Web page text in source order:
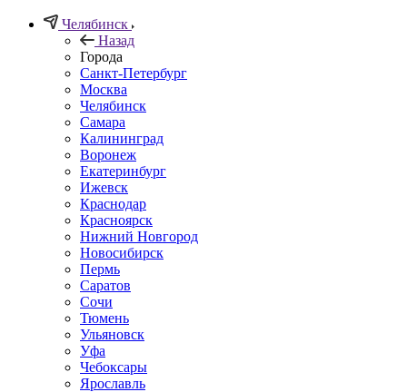
Челябинск
Назад
Города
Санкт-Петербург
Москва
Челябинск
Самара
Калининград
Воронеж
Екатеринбург
Ижевск
Краснодар
Красноярск
Нижний Новгород
Новосибирск
Пермь
Саратов
Сочи
Тюмень
Ульяновск
Уфа
Чебоксары
Ярославль